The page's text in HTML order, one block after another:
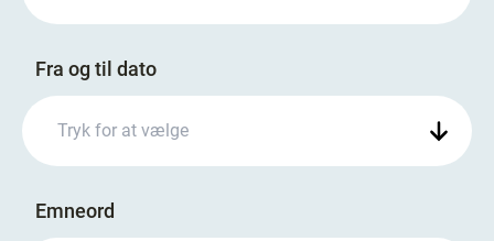
Fra og til dato
Emneord